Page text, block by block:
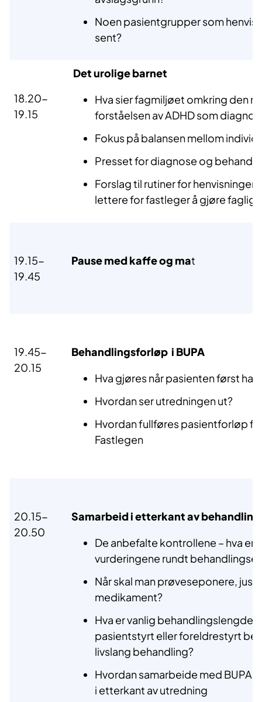
Noen pasientgrupper som
sent?
18.20-
19.15
Det urolige barnet
Hva sier fagmiljøet omkring den
forståelsen av ADHD som
Fokus på balansen mellom
Presset for diagnose og
Forslag til rutiner for henvisninger
lettere for fastleger å gjøre faglig
19.15-
19.45
Pause med kaffe og mat
19.45-
20.15
Behandlingsforløp i BUPA
Hva gjøres når pasienten først har
Hvordan ser utredningen ut?
Hvordan fullføres pasientforløp
Fastlegen
20.15-
20.50
Samarbeid i etterkant av behandling
De anbefalte kontrollene – hva er
vurderingene rundt
Når skal man prøveseponere,
medikament?
Hva er vanlig
pasientstyrt eller foreldrestyrt
livslang behandling?
Hvordan samarbeide med BUPA
i etterkant av utredning